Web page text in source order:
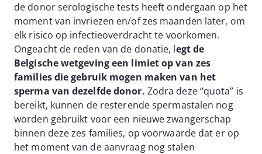
de donor serologische tests heeft ondergaan op het
moment van invriezen en/of zes maanden later, om
elk risico op infectieoverdracht te voorkomen.
Ongeacht de reden van de donatie, legt de
Belgische wetgeving een limiet op van zes
families die gebruik mogen maken van het
sperma van dezelfde donor. Zodra deze “quota” is
bereikt, kunnen de resterende spermastalen nog
worden gebruikt voor een nieuwe zwangerschap
binnen deze zes families, op voorwaarde dat er op
het moment van de aanvraag nog stalen